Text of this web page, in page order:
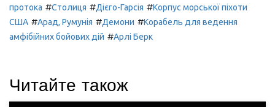
протока #Столиця #Дієго-Гарсія #Корпус морської піхоти
США #Арад, Румунія #Демони #Корабель для ведення
амфібійних бойових дій #Арлі Берк
Читайте також